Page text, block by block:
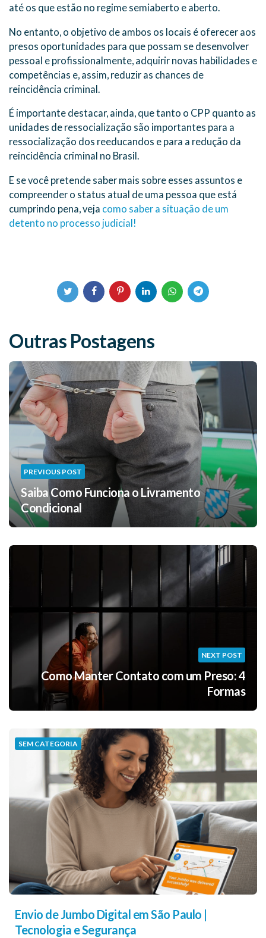
até os que estão no regime semiaberto e aberto.
No entanto, o objetivo de ambos os locais é oferecer aos
presos oportunidades para que possam se desenvolver
pessoal e profissionalmente, adquirir novas habilidades e
competências e, assim, reduzir as chances de
reincidência criminal.
É importante destacar, ainda, que tanto o CPP quanto as
unidades de ressocialização são importantes para a
ressocialização dos reeducandos e para a redução da
reincidência criminal no Brasil.
E se você pretende saber mais sobre esses assuntos e
compreender o status atual de uma pessoa que está
cumprindo pena, veja como saber a situação de um
detento no processo judicial!
Outras Postagens
PREVIOUS POST
Saiba Como Funciona o Livramento
Condicional
NEXT POST
Como Manter Contato com um Preso: 4
Formas
SEM CATEGORIA
Envio de Jumbo Digital em São Paulo |
Tecnologia e Segurança